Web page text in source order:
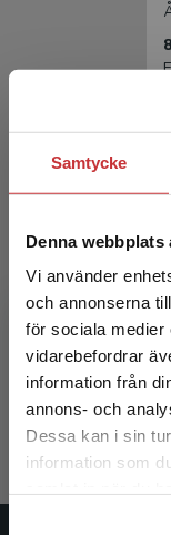
Samtycke
Denna webbplats
Vi använder
och annonserna
för sociala medier
vidarebefordrar
information från
annons- och
Dessa kan i sin
information som
Det verkar
Vi erbjuder